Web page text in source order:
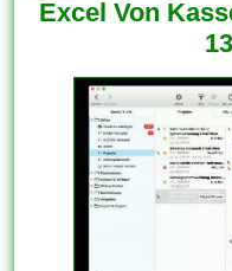
Excel Von